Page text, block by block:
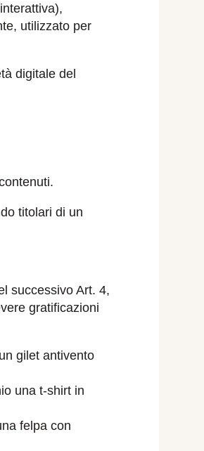
utilizzato per
digitale del
titolari di un
successivo Art. 4,
gratificazioni
gilet antivento
una t-shirt in
felpa con